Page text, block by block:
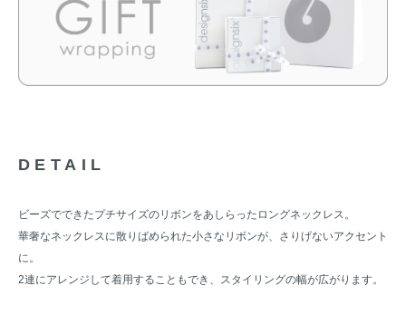
DETAIL
ビーズでできたプチサイズのリボンをあしらったロングネックレス。
華奢なネックレスに散りばめられた小さなリボンが、さりげないアクセント
に。
2連にアレンジして着用することもでき、スタイリングの幅が広がります。